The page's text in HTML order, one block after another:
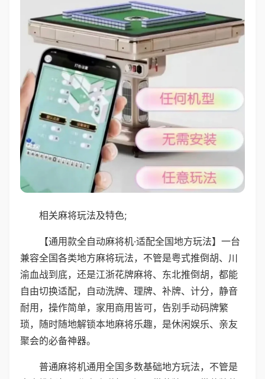
相关麻将玩法及特色;
【通用款全自动麻将机·适配全国地方玩法】一台
兼容全国各类地方麻将玩法，不管是粤式推倒胡、川
渝血战到底，还是江浙花牌麻将、东北推倒胡，都能
自由切换适配，自动洗牌、理牌、补牌、计分，静音
耐用，操作简单，家用商用皆可，告别手动码牌繁
琐，随时随地解锁本地麻将乐趣，是休闲娱乐、亲友
聚会的必备神器。
普通麻将机通用全国多数基础地方玩法，不管是